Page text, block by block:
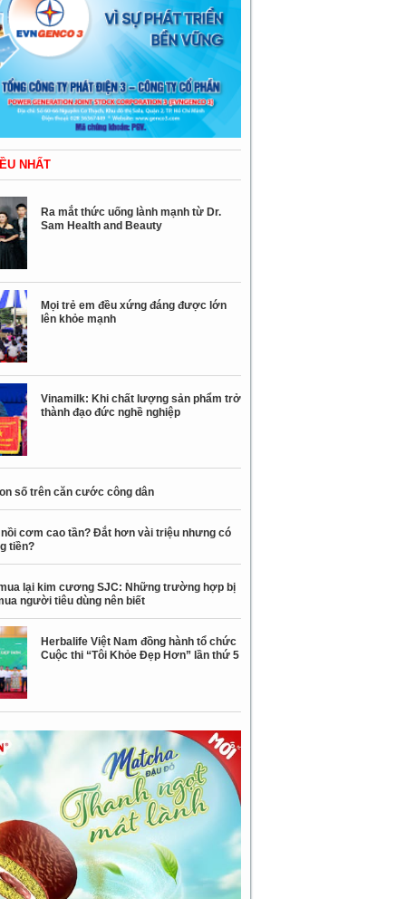
NHẤT
Ra mắt thức uống lành mạnh từ Dr.
Sam Health and Beauty
Mọi trẻ em đều xứng đáng được lớn
lên khỏe mạnh
Vinamilk: Khi chất lượng sản phẩm trở
thành đạo đức nghề nghiệp
số trên căn cước công dân
nồi cơm cao tần? Đắt hơn vài triệu nhưng có
tiền?
lại kim cương SJC: Những trường hợp bị
người tiêu dùng nên biết
Herbalife Việt Nam đồng hành tổ chức
Cuộc thi “Tôi Khỏe Đẹp Hơn” lần thứ 5